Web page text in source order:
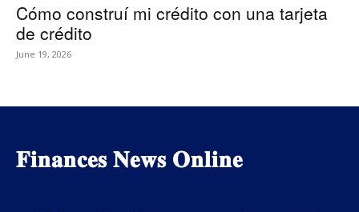
Cómo construí mi crédito con una tarjeta
de crédito
June 19, 2026
𝐅𝐢𝐧𝐚𝐧𝐜𝐞𝐬 𝐍𝐞𝐰𝐬 𝐎𝐧𝐥𝐢𝐧𝐞